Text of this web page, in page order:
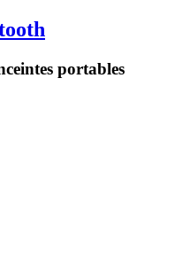
portables